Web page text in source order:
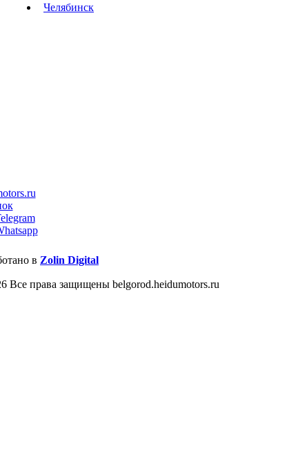
Челябинск
в Zolin Digital
Все права защищены belgorod.heidumotors.ru